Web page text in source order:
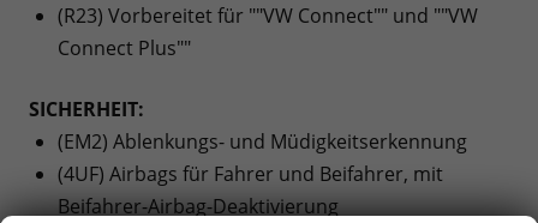
(R23) Vorbereitet für ""VW Connect"" und ""VW
Connect Plus""
SICHERHEIT:
(EM2) Ablenkungs- und Müdigkeitserkennung
(4UF) Airbags für Fahrer und Beifahrer, mit
Beifahrer-Airbag-Deaktivierung